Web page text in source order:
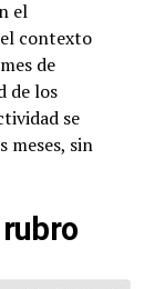
el
contexto
de
de los
se
meses, sin